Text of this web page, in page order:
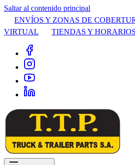
Saltar al contenido principal
ENVÍOS Y ZONAS DE
VIRTUAL
TIENDAS Y